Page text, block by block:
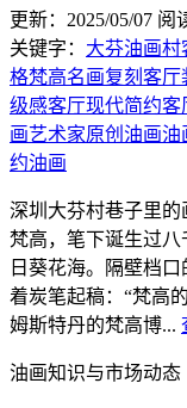
更新：2025/05/07 阅
关键字： 大芬油画村
格梵高名画复刻 客厅
级感客厅现代简约客
画艺术家原创油画油
约油画
深圳大芬村巷子里
梵高，笔下诞生过
日葵花海。隔壁档
着炭笔起稿：“梵高
姆斯特丹的梵高博...
油画知识与市场动态